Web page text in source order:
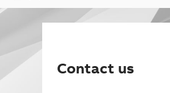
Contact us